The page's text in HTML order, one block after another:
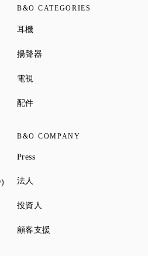
B&O CATEGORIES
耳機Link Opens in New Tab
揚聲器
電視
配件Link Opens in New Tab
Tab
Link Opens in New Tab
Tab
B&O COMPANY
PressLink Opens in New Tab
法人
投資人
顧客支援